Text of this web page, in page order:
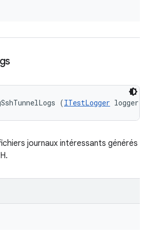
(ITestLogger logger)
journaux intéressants générés